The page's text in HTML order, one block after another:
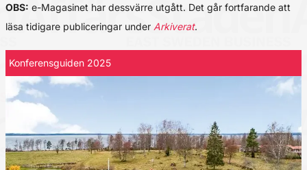
OBS: e-Magasinet har dessvärre utgått. Det går fortfarande att
läsa tidigare publiceringar under Arkiverat.
Konferensguiden 2025